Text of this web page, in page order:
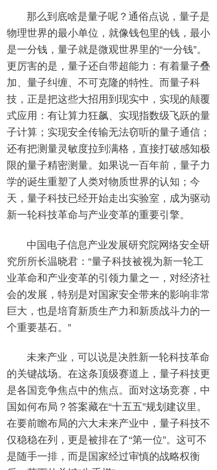
那么到底啥是量子呢？通俗点说，量子是
物理世界的最小单位，就像钱包里的钱，最小
是一分钱，量子就是微观世界里的“一分钱”。
更厉害的是，量子还自带超能力：有着量子叠
加、量子纠缠、不可克隆的特性。而量子科
技，正是把这些大招用到现实中，实现的颠覆
式应用：有让算力狂飙、实现指数级飞跃的量
子计算；实现安全传输无法窃听的量子通信；
还有把测量灵敏度拉到满格，直接打破感知极
限的量子精密测量。如果说一百年前，量子力
学的诞生重塑了人类对物质世界的认知；今
天，量子科技已经开始走出实验室，成为驱动
新一轮科技革命与产业变革的重要引擎。
中国电子信息产业发展研究院网络安全研
究所所长温晓君：“量子科技被视为新一轮工
业革命和产业变革的引领力量之一，对经济社
会的发展，特别是对国家安全带来的影响非常
巨大，也是培育新质生产力和新质战斗力的一
个重要基石。”
未来产业，可以说是决胜新一轮科技革命
的关键战场。在这条顶级赛道上，量子科技更
是各国竞争焦点中的焦点。面对这场竞赛，中
国如何布局？答案藏在“十五五”规划建议里。
在要前瞻布局的六大未来产业中，量子科技不
仅稳稳在列，更是被排在了“第一位”。这可不
是随手一排，而是国家经过审慎的战略权衡